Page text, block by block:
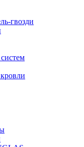
гвозди